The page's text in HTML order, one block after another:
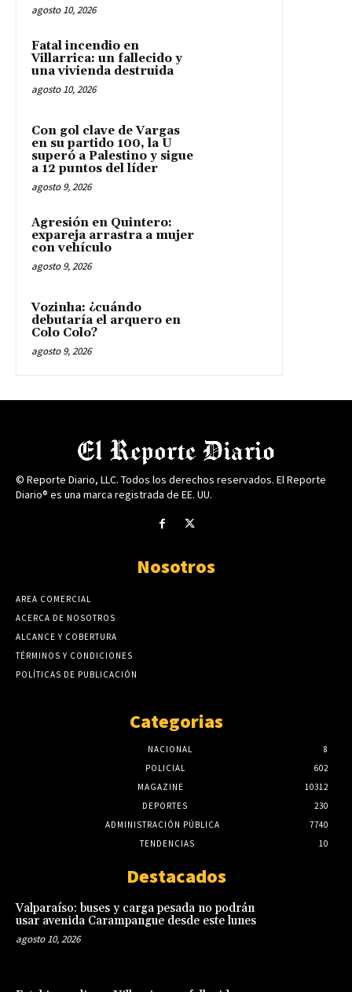
agosto 10, 2026
Fatal incendio en
Villarrica: un fallecido y
una vivienda destruida
agosto 10, 2026
Con gol clave de Vargas
en su partido 100, la U
superó a Palestino y sigue
a 12 puntos del líder
agosto 9, 2026
Agresión en Quintero:
expareja arrastra a mujer
con vehículo
agosto 9, 2026
Vozinha: ¿cuándo
debutaría el arquero en
Colo Colo?
agosto 9, 2026
© Reporte Diario, LLC. Todos los derechos reservados. El Reporte
Diario® es una marca registrada de EE. UU.
Nosotros
AREA COMERCIAL
ACERCA DE NOSOTROS
ALCANCE Y COBERTURA
TÉRMINOS Y CONDICIONES
POLÍTICAS DE PUBLICACIÓN
Categorias
NACIONAL
8
POLICIAL
602
MAGAZINE
10312
DEPORTES
230
ADMINISTRACIÓN PÚBLICA
7740
TENDENCIAS
10
Destacados
Valparaíso: buses y carga pesada no podrán
usar avenida Carampangue desde este lunes
agosto 10, 2026